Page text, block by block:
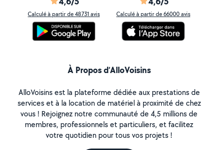
Calculé à partir de 48731 avis Calculé à partir de 66000 avis
À Propos d’AlloVoisins
AlloVoisins est la plateforme dédiée aux prestations de
services et à la location de matériel à proximité de chez
vous ! Rejoignez notre communauté de 4,5 millions de
membres, professionnels et particuliers, et facilitez
votre quotidien pour tous vos projets !